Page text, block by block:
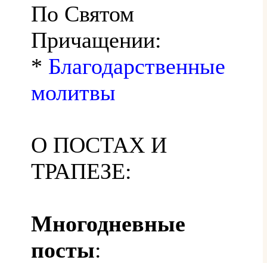
По Святом
Причащении:
* Благодарственные
молитвы
О ПОСТАХ И
ТРАПЕЗЕ:
Многодневные
посты: